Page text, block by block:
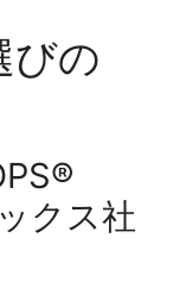
びの
クス社